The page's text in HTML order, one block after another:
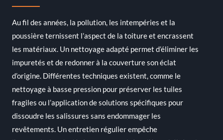
Au fil des années, la pollution, les intempéries et la
poussière ternissent l’aspect de la toiture et encrassent
les matériaux. Un nettoyage adapté permet d’éliminer les
impuretés et de redonner à la couverture son éclat
d’origine. Différentes techniques existent, comme le
nettoyage à basse pression pour préserver les tuiles
fragiles ou l’application de solutions spécifiques pour
dissoudre les salissures sans endommager les
revêtements. Un entretien régulier empêche